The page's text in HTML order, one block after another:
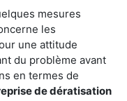
mesures
les
une attitude
du problème avant
en termes de
de dératisation